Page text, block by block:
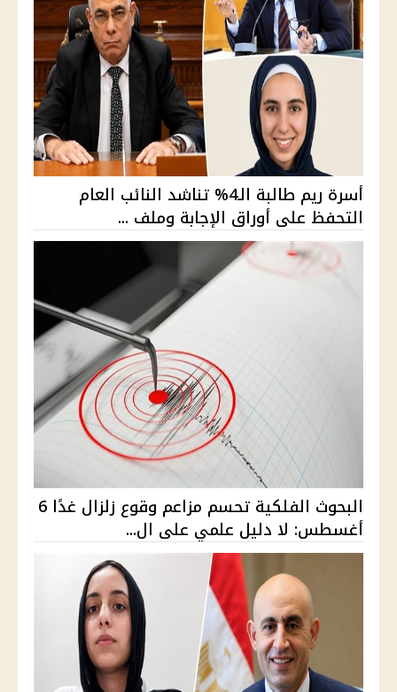
أسرة ريم طالبة الـ4% تناشد النائب العام
التحفظ على أوراق الإجابة وملف ...
البحوث الفلكية تحسم مزاعم وقوع زلزال غدًا 6
أغسطس: لا دليل علمي على ال...